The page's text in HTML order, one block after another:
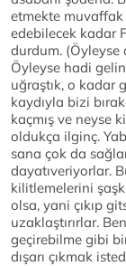
etmekte muvaffak
edebilecek kadar
durdum. (Öyleyse
Öyleyse hadi
uğraştık, o kadar
kaydıyla bizi
kaçmış ve neyse
oldukça ilginç.
sana çok da
dayatıveriyorlar.
kilitlemelerini
olsa, yani çıkıp
uzaklaştırırlar.
geçirebilme gibi
dışarı çıkmak